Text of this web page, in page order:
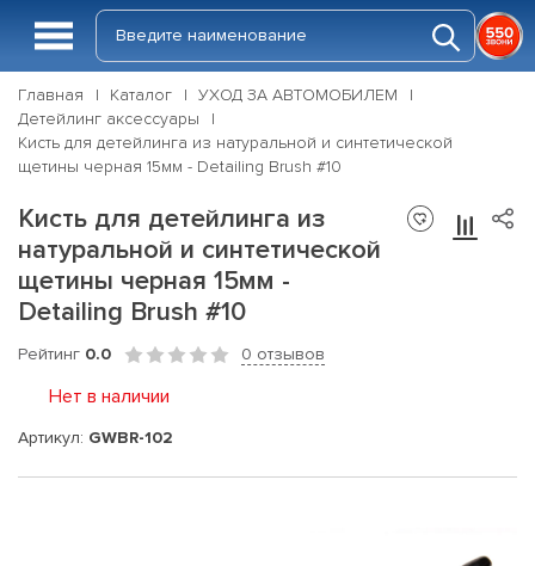
Главная Каталог
УХОД ЗА АВТОМОБИЛЕМ
Детейлинг аксессуары
Кисть для детейлинга из натуральной и синтетической
щетины черная 15мм - Detailing Brush #10
Кисть для детейлинга из
натуральной и синтетической
щетины черная 15мм -
Detailing Brush #10
Рейтинг 0.0 0 отзывов
Нет в наличии
Артикул: GWBR-102